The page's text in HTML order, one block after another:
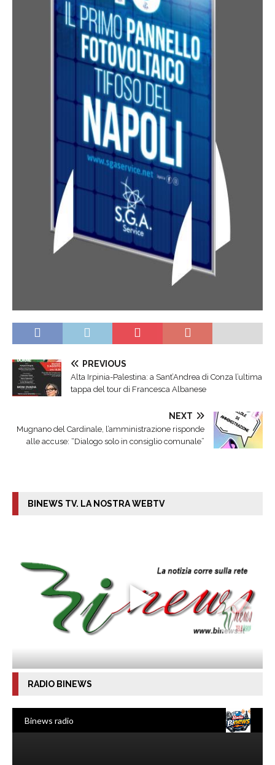
PREVIOUS
Alta Irpinia-Palestina: a Sant’Andrea di Conza l’ultima
tappa del tour di Francesca Albanese
NEXT
Mugnano del Cardinale, l’amministrazione risponde
alle accuse: “Dialogo solo in consiglio comunale”
BINEWS TV. LA NOSTRA WEBTV
RADIO BINEWS